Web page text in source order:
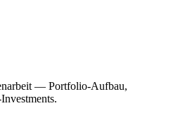
— Portfolio-Aufbau,